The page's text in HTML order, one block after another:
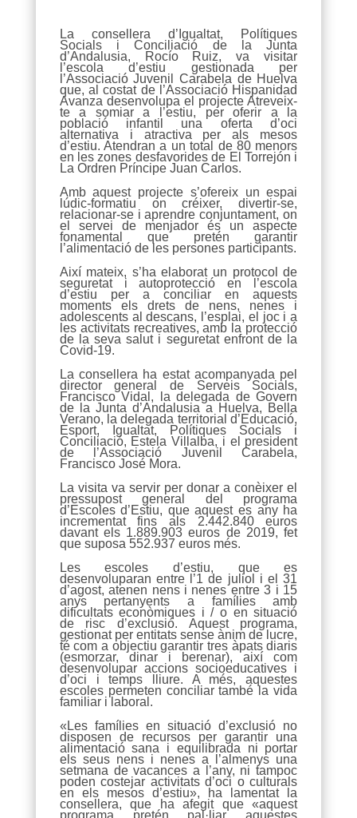
La consellera d’Igualtat, Polítiques
Socials i Conciliació de la Junta
d’Andalusia, Rocío Ruiz, va visitar
l’escola d’estiu gestionada per
l’Associació Juvenil Carabela de Huelva
que, al costat de l’Associació Hispanidad
Avanza desenvolupa el projecte Atreveix-
te a somiar a l’estiu, per oferir a la
població infantil una oferta d’oci
alternativa i atractiva per als mesos
d’estiu. Atendran a un total de 80 menors
en les zones desfavorides de El Torrejón i
La Ordren Príncipe Juan Carlos.
Amb aquest projecte s’ofereix un espai
lúdic-formatiu on créixer, divertir-se,
relacionar-se i aprendre conjuntament, on
el servei de menjador és un aspecte
fonamental que pretén garantir
l’alimentació de les persones participants.
Així mateix, s’ha elaborat un protocol de
seguretat i autoprotecció en l’escola
d’estiu per a conciliar en aquests
moments els drets de nens, nenes i
adolescents al descans, l’esplai, el joc i a
les activitats recreatives, amb la protecció
de la seva salut i seguretat enfront de la
Covid-19.
La consellera ha estat acompanyada pel
director general de Serveis Socials,
Francisco Vidal, la delegada de Govern
de la Junta d’Andalusia a Huelva, Bella
Verano, la delegada territorial d’Educació,
Esport, Igualtat, Polítiques Socials i
Conciliació, Estela Villalba, i el president
de l’Associació Juvenil Carabela,
Francisco José Mora.
La visita va servir per donar a conèixer el
pressupost general del programa
d’Escoles d’Estiu, que aquest es any ha
incrementat fins als 2.442.840 euros
davant els 1.889.903 euros de 2019, fet
que suposa 552.937 euros més.
Les escoles d’estiu, que es
desenvoluparan entre l’1 de juliol i el 31
d’agost, atenen nens i nenes entre 3 i 15
anys pertanyents a famílies amb
dificultats econòmiques i / o en situació
de risc d’exclusió. Aquest programa,
gestionat per entitats sense ànim de lucre,
té com a objectiu garantir tres àpats diaris
(esmorzar, dinar i berenar), així com
desenvolupar accions socioeducatives i
d’oci i temps lliure. A més, aquestes
escoles permeten conciliar també la vida
familiar i laboral.
«Les famílies en situació d’exclusió no
disposen de recursos per garantir una
alimentació sana i equilibrada ni portar
els seus nens i nenes a l’almenys una
setmana de vacances a l’any, ni tampoc
poden costejar activitats d’oci o culturals
en els mesos d’estiu», ha lamentat la
consellera, que ha afegit que «aquest